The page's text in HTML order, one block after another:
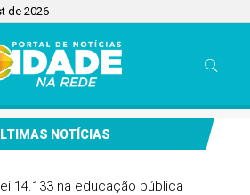
de 2026
NOTÍCIAS
para Hipertensão Arterial Pulmonar